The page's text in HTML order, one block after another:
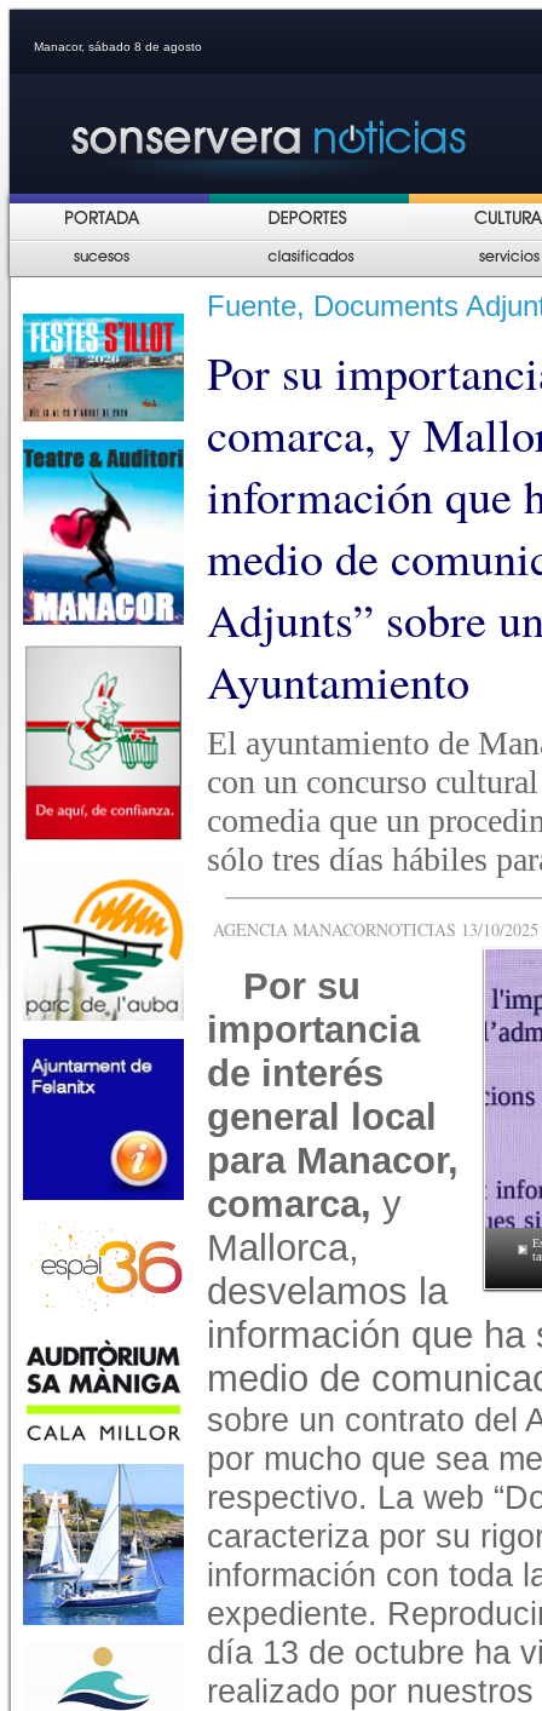
Manacor, sábado 8 de agosto
Fuente, Documents
Por su
comarca, y
información que
medio de
Adjunts” sobre
Ayuntamiento
El ayuntamiento de
con un concurso
comedia que un
sólo tres días hábiles
AGENCIA MANACORNOTICIAS 13/10/
Por su
importancia
de interés
general local
para Manacor,
comarca, y
Mallorca,
desvelamos la
información que
medio de
sobre un contrato del
por mucho que sea
respectivo. La web
caracteriza por su
información con toda
expediente.
día 13 de octubre ha
realizado por